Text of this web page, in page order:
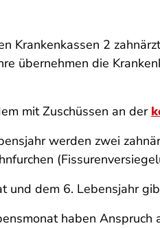
Krankenkassen 2
übernehmen die
mit Zuschüssen an der
werden zwei
und dem 6. Lebensjahr
haben